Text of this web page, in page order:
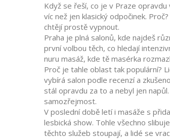
Když se řeší, co je v Praze
víc než jen klasický odpočinek.
chtějí prostě vypnout.
Praha je plná salonů, kde najdeš
první volbou těch, co hledají
nuru masáž, kde tě masérka
Proč je tahle oblast tak populární?
vybírá salon podle recenzí a
stál opravdu za to a nebyl jen
samozřejmost.
V poslední době letí i masáže s
lesbická show. Tohle všechno
těchto služeb stoupají, a lidé se